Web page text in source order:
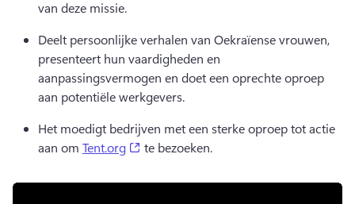
van deze missie.
Deelt persoonlijke verhalen van Oekraïense vrouwen,
presenteert hun vaardigheden en
aanpassingsvermogen en doet een oprechte oproep
aan potentiële werkgevers.
Het moedigt bedrijven met een sterke oproep tot actie
aan om Tent.org (opens in a new tab)
te bezoeken.